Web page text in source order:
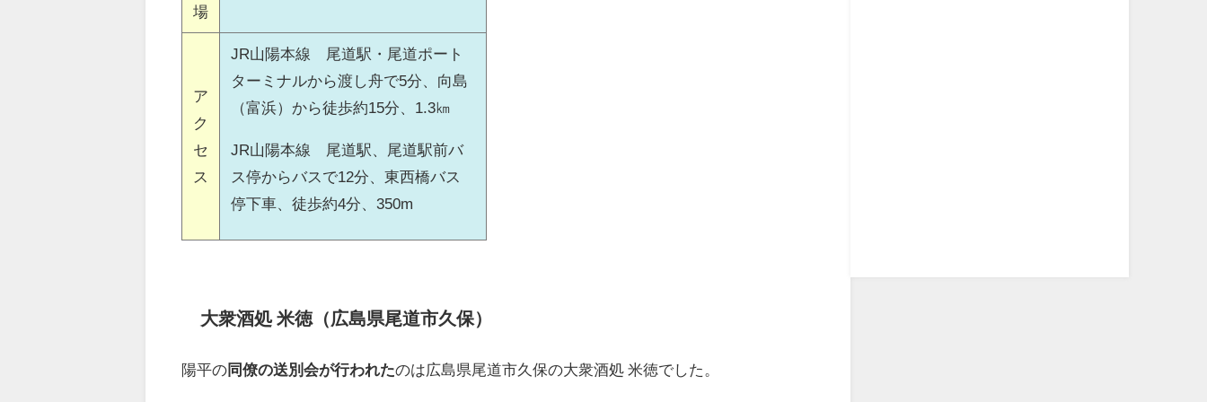
場
ア
ク
セ
ス
JR山陽本線 尾道駅・尾道ポート
ターミナルから渡し舟で5分、向島
（富浜）から徒歩約15分、1.3㎞
JR山陽本線 尾道駅、尾道駅前バ
ス停からバスで12分、東西橋バス
停下車、徒歩約4分、350m
大衆酒処 米徳（広島県尾道市久保）
陽平の同僚の送別会が行われたのは広島県尾道市久保の大衆酒処 米徳でした。